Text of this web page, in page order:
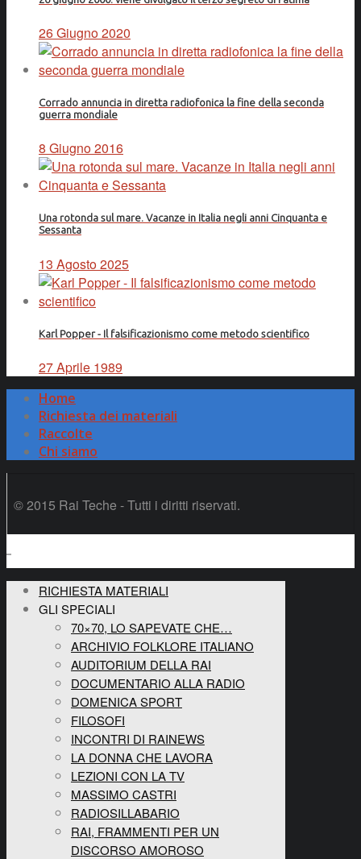
26 Giugno 2020
Corrado annuncia in diretta radiofonica la fine della seconda
guerra mondiale
8 Giugno 2016
Una rotonda sul mare. Vacanze in Italia negli anni Cinquanta e
Sessanta
13 Agosto 2025
Karl Popper - Il falsificazionismo come metodo scientifico
27 Aprile 1989
Home
Richiesta dei materiali
Raccolte
Chi siamo
© 2015 Rai Teche - Tutti i diritti riservati.
RICHIESTA MATERIALI
GLI SPECIALI
70×70, LO SAPEVATE CHE…
ARCHIVIO FOLKLORE ITALIANO
AUDITORIUM DELLA RAI
DOCUMENTARIO ALLA RADIO
DOMENICA SPORT
FILOSOFI
INCONTRI DI RAINEWS
LA DONNA CHE LAVORA
LEZIONI CON LA TV
MASSIMO CASTRI
RADIOSILLABARIO
RAI, FRAMMENTI PER UN
DISCORSO AMOROSO